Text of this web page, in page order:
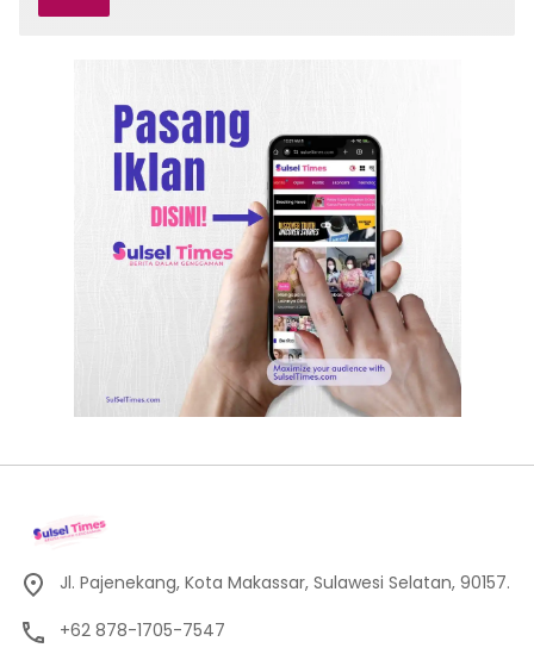
Jl. Pajenekang, Kota Makassar, Sulawesi Selatan, 90157.
+62 878-1705-7547